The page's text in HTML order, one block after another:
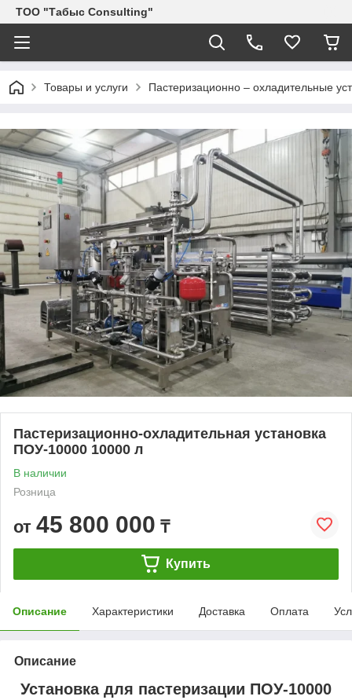
ТОО "Табыс Consulting"
Товары и услуги Пастеризационно – охладительные
Пастеризационно-охладительная установка
ПОУ-10000 10000 л
В наличии
Розница
от 45 800 000 ₸
Купить
Описание Характеристики Доставка Оплата
Описание
Установка для пастеризации ПОУ-10000